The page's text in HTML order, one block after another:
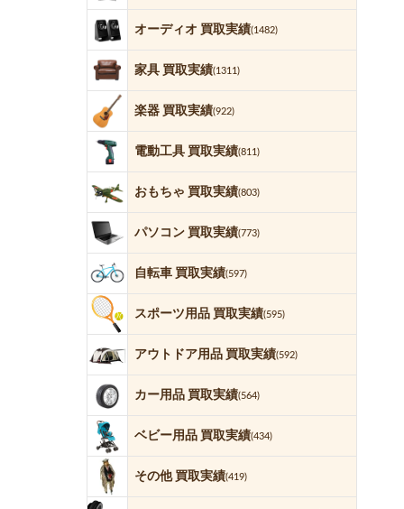
オーディオ 買取実績(1482)
家具 買取実績(1311)
楽器 買取実績(922)
電動工具 買取実績(811)
おもちゃ 買取実績(803)
パソコン 買取実績(773)
自転車 買取実績(597)
スポーツ用品 買取実績(595)
アウトドア用品 買取実績(592)
カー用品 買取実績(564)
ベビー用品 買取実績(434)
その他 買取実績(419)